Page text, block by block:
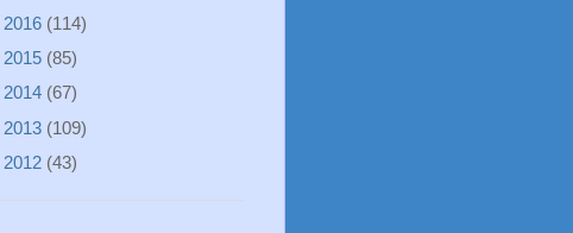
2016 (114)
2015 (85)
2014 (67)
2013 (109)
2012 (43)